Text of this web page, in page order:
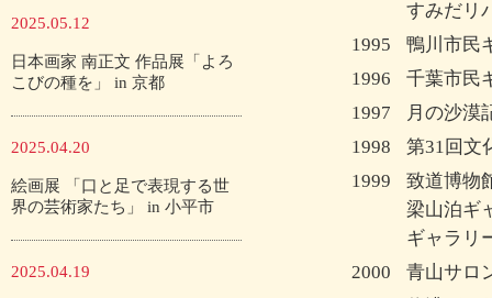
2025.05.12
日本画家 南正文 作品展「よろ
こびの種を」 in 京都
2025.04.20
絵画展 「口と足で表現する世
界の芸術家たち」 in 小平市
2025.04.19
すみだリ
1995
鴨川市民
1996
千葉市民
1997
月の沙漠
1998
第31回文
1999
致道博物
梁山泊ギ
ギャラリ
2000
青山サロ